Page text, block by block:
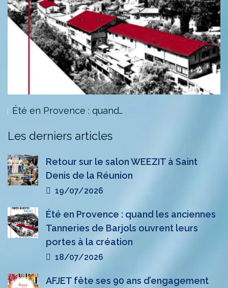
Été en Provence : quand…
Les derniers articles
Retour sur le salon WEEZIT à Saint
Denis de la Réunion
19/07/2026
Été en Provence : quand les anciennes
Tanneries de Barjols ouvrent leurs
portes à la création
18/07/2026
AFJET fête ses 90 ans d’engagement